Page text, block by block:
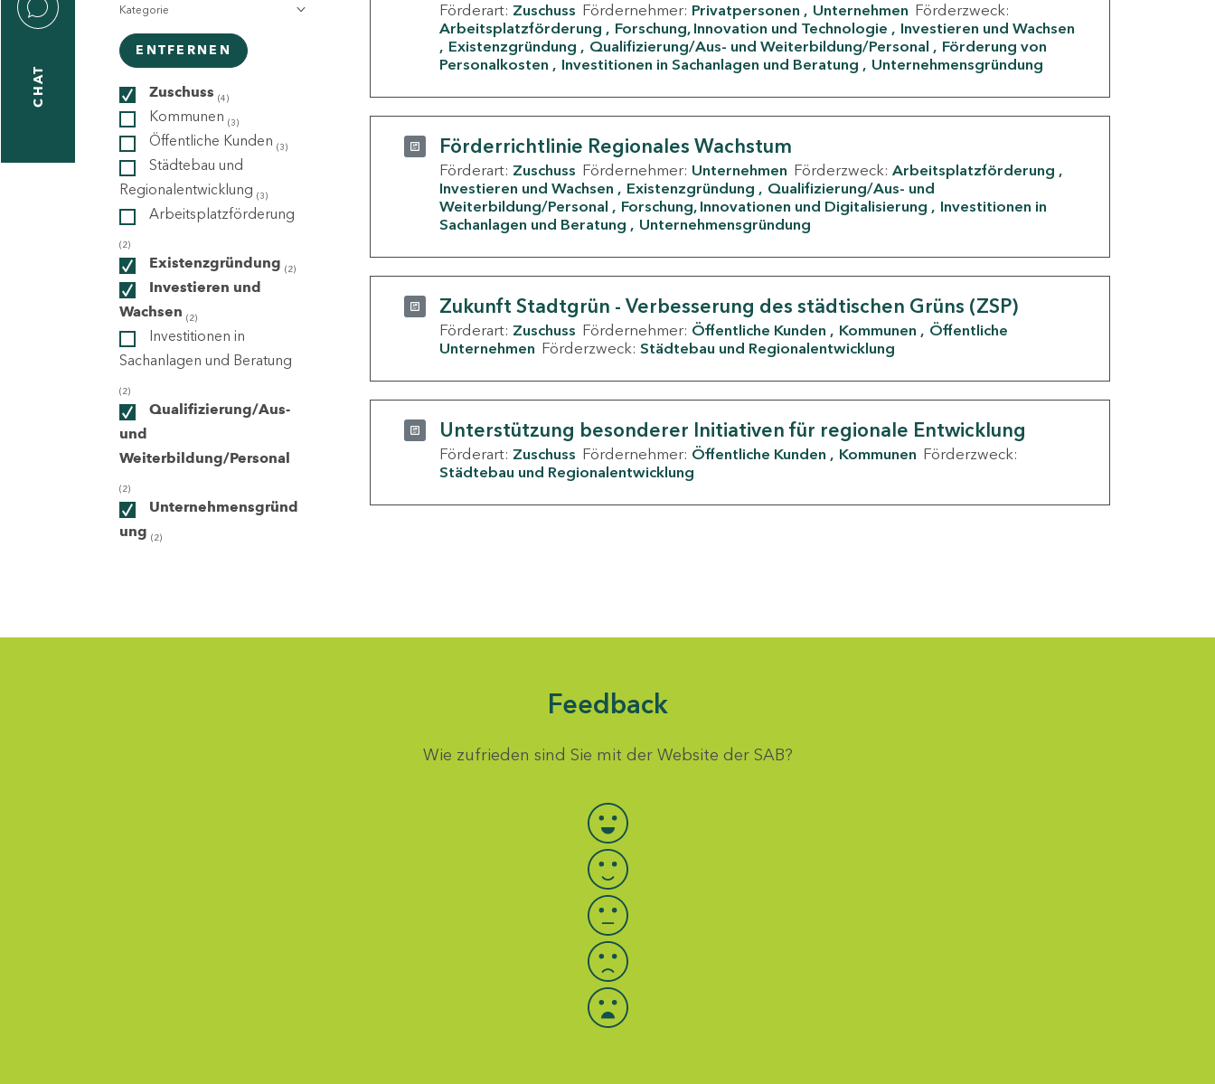
CHAT
Kategorie
ENTFERNEN
Zuschuss (4)
Kommunen (3)
Öffentliche Kunden (3)
Städtebau und
Regionalentwicklung (3)
Arbeitsplatzförderung
(2)
Existenzgründung (2)
Investieren und
Wachsen (2)
Investitionen in
Sachanlagen und Beratung
(2)
Qualifizierung/Aus-
und
Weiterbildung/Personal
(2)
Unternehmensgründ
ung (2)
Förderart: Zuschuss Fördernehmer: Privatpersonen Unternehmen Förderzweck:
Arbeitsplatzförderung
Forschung, Innovation und Technologie
Investieren und Wachsen
Existenzgründung
Qualifizierung/Aus- und Weiterbildung/Personal
Förderung von
Personalkosten
Investitionen in Sachanlagen und Beratung Unternehmensgründung
Förderrichtlinie Regionales Wachstum
Förderart: Zuschuss Fördernehmer: Unternehmen Förderzweck: Arbeitsplatzförderung
Investieren und Wachsen
Existenzgründung
Qualifizierung/Aus- und
Weiterbildung/Personal
Forschung, Innovationen und Digitalisierung
Investitionen in
Sachanlagen und Beratung
Unternehmensgründung
Zukunft Stadtgrün - Verbesserung des städtischen Grüns (ZSP)
Förderart: Zuschuss Fördernehmer: Öffentliche Kunden Kommunen
Öffentliche
Unternehmen Förderzweck: Städtebau und Regionalentwicklung
Unterstützung besonderer Initiativen für regionale Entwicklung
Förderart: Zuschuss Fördernehmer: Öffentliche Kunden Kommunen Förderzweck:
Städtebau und Regionalentwicklung
Feedback
Wie zufrieden sind Sie mit der Website der SAB?
Bewertung auswählen